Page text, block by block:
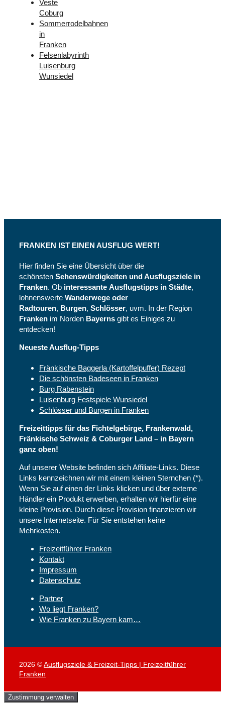
Veste
Coburg
Sommerrodelbahnen
in
Franken
Felsenlabyrinth
Luisenburg
Wunsiedel
FRANKEN IST EINEN AUSFLUG WERT!
Hier finden Sie eine Übersicht über die
schönsten Sehenswürdigkeiten und Ausflugsziele in
Franken. Ob interessante Ausflugstipps in Städte,
lohnenswerte Wanderwege oder
Radtouren, Burgen, Schlösser, uvm. In der Region
Franken im Norden Bayerns gibt es Einiges zu
entdecken!
Neueste Ausflug-Tipps
Fränkische Baggerla (Kartoffelpuffer) Rezept
Die schönsten Badeseen in Franken
Burg Rabenstein
Luisenburg Festspiele Wunsiedel
Schlösser und Burgen in Franken
Freizeittipps für das Fichtelgebirge, Frankenwald,
Fränkische Schweiz & Coburger Land – in Bayern
ganz oben!
Auf unserer Website befinden sich Affiliate-Links. Diese
Links kennzeichnen wir mit einem kleinen Sternchen (*).
Wenn Sie auf einen der Links klicken und über externe
Händler ein Produkt erwerben, erhalten wir hierfür eine
kleine Provision. Durch diese Provision finanzieren wir
unsere Internetseite. Für Sie entstehen keine
Mehrkosten.
Freizeitführer Franken
Kontakt
Impressum
Datenschutz
Partner
Wo liegt Franken?
Wie Franken zu Bayern kam…
2026 ©Ausflugsziele & Freizeit-Tipps | Freizeitführer
Franken
Zustimmung verwalten